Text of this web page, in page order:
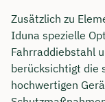
Zusätzlich zu
Iduna spezielle
Fahrraddiebstahl
berücksichtigt die
hochwertigen